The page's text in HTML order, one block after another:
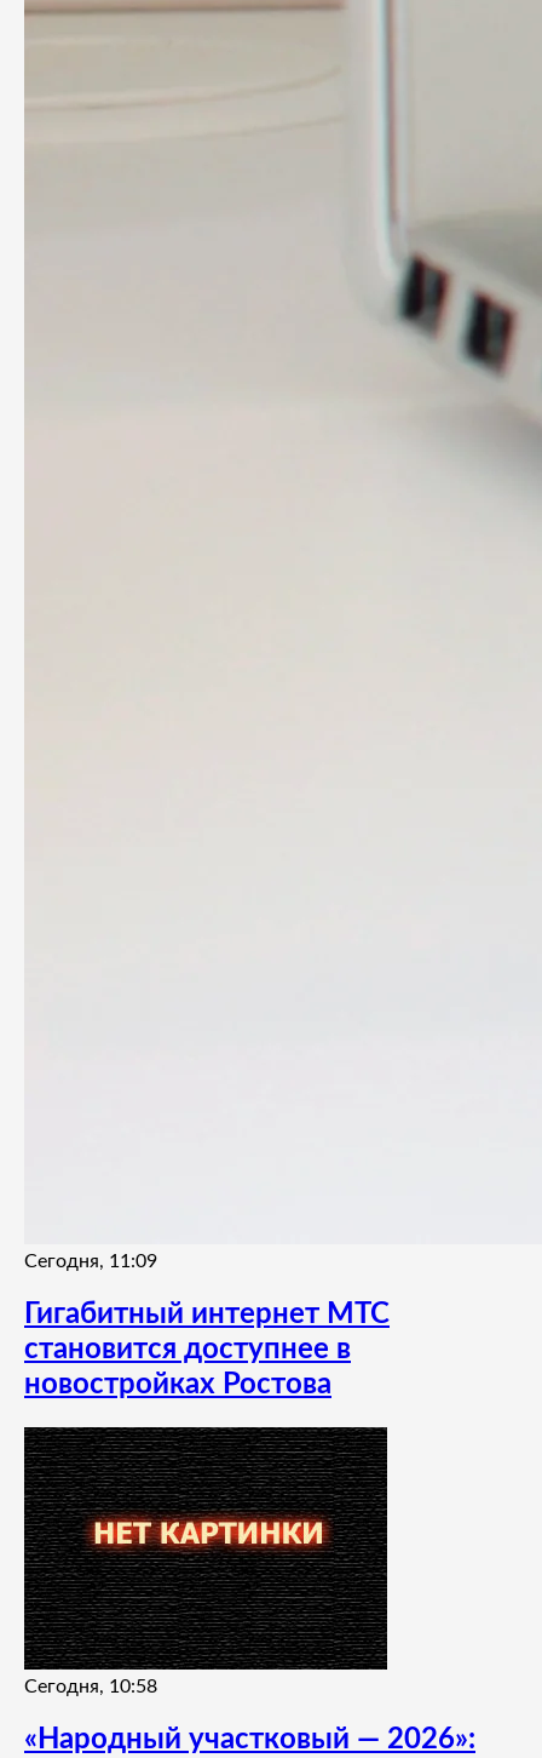
Сегодня, 11:09
Гигабитный интернет МТС
становится доступнее в
новостройках Ростова
Сегодня, 10:58
«Народный участковый — 2026»: